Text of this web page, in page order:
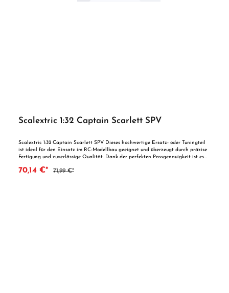
Scalextric 1:32 Captain Scarlett SPV
Scalextric 1:32 Captain Scarlett SPV Dieses hochwertige Ersatz- oder Tuningteil
ist ideal für den Einsatz im RC-Modellbau geeignet und überzeugt durch präzise
Fertigung und zuverlässige Qualität. Dank der perfekten Passgenauigkeit ist es
einen Blick: Passgenaue Verarbeitung Geeignet für anspruchsvolle Modellbauer
70,14 €* 71,99 €*